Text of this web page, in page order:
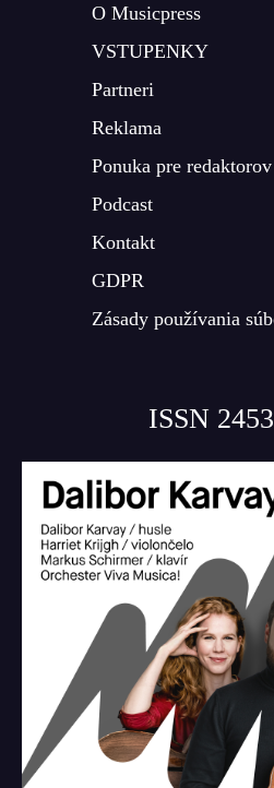
O Musicpress
VSTUPENKY
Partneri
Reklama
Ponuka pre redaktorov
Podcast
Kontakt
GDPR
Zásady používania
ISSN